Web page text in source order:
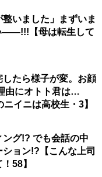
整いました」まずいま
――!!!【母は転生して
たら様子が変。お顔
由にオトト君は…
ニイニは高校生・3】
グ!? でも会話の中
ョン!?【こんな上司
！58】